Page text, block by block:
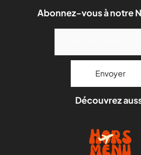
Abonnez-vous à notre
Découvrez